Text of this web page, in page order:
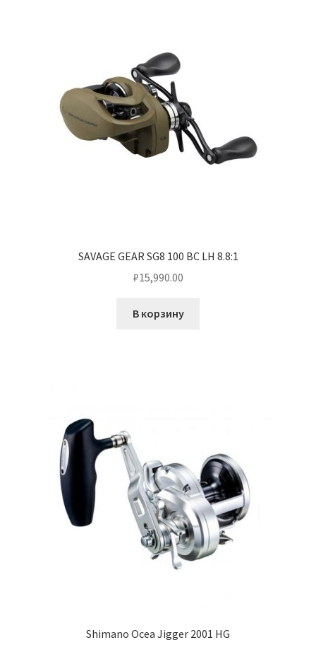
SAVAGE GEAR SG8 100 BC LH 8.8:1
₽15,990.00
В корзину
Shimano Ocea Jigger 2001 HG